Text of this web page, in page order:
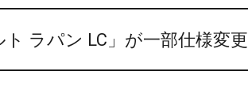
ト ラパン LC」が一部仕様変更